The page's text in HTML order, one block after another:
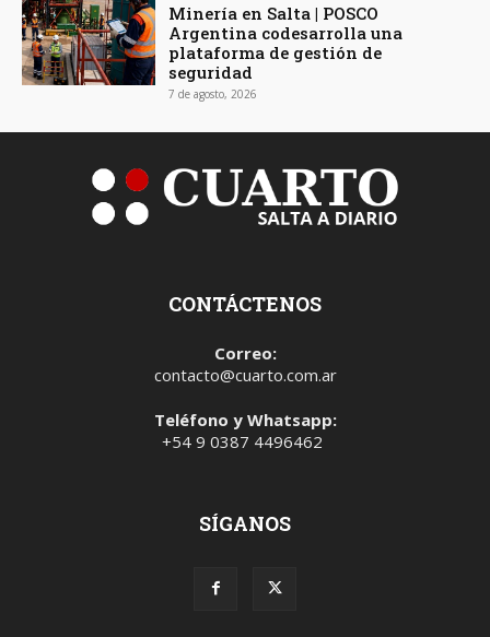
Minería en Salta | POSCO
Argentina codesarrolla una
plataforma de gestión de
seguridad
7 de agosto, 2026
CONTÁCTENOS
Correo:
contacto@cuarto.com.ar
Teléfono y Whatsapp:
+54 9 0387 4496462
SÍGANOS